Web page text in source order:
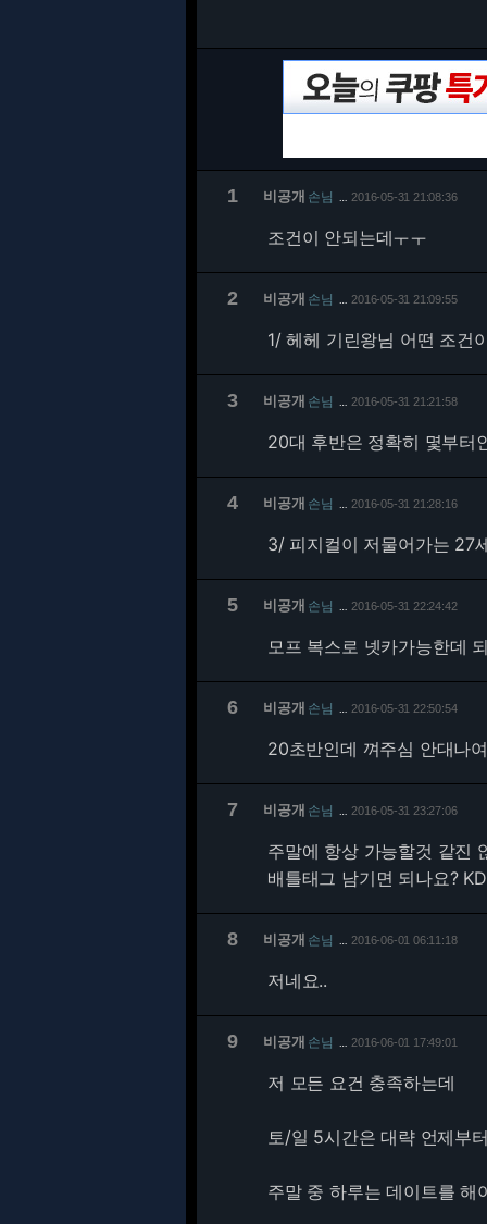
1 비공개 손님 2016-05-31 21:08:36
조건이 안되는데ㅜㅜ
2 비공개 손님 2016-05-31 21:09:55
1/헤헤 기린왕님 어떤 조건
3 비공개 손님 2016-05-31 21:21:58
20대 후반은 정확히 몇부터
4 비공개 손님 2016-05-31 21:28:16
3/피지컬이 저물어가는 27
5 비공개 손님 2016-05-31 22:24:42
모프 복스로 넷카가능한데
6 비공개 손님 2016-05-31 22:50:54
20초반인데 껴주심 안대나
7 비공개 손님 2016-05-31 23:27:06
주말에 항상 가능할것 같진
배틀태그 남기면 되나요?
8 비공개 손님 2016-06-01 06:11:18
저네요..
9 비공개 손님 2016-06-01 17:49:01
저 모든 요건 충족하는데
토/일 5시간은 대략 언제부
주말 중 하루는 데이트를 해